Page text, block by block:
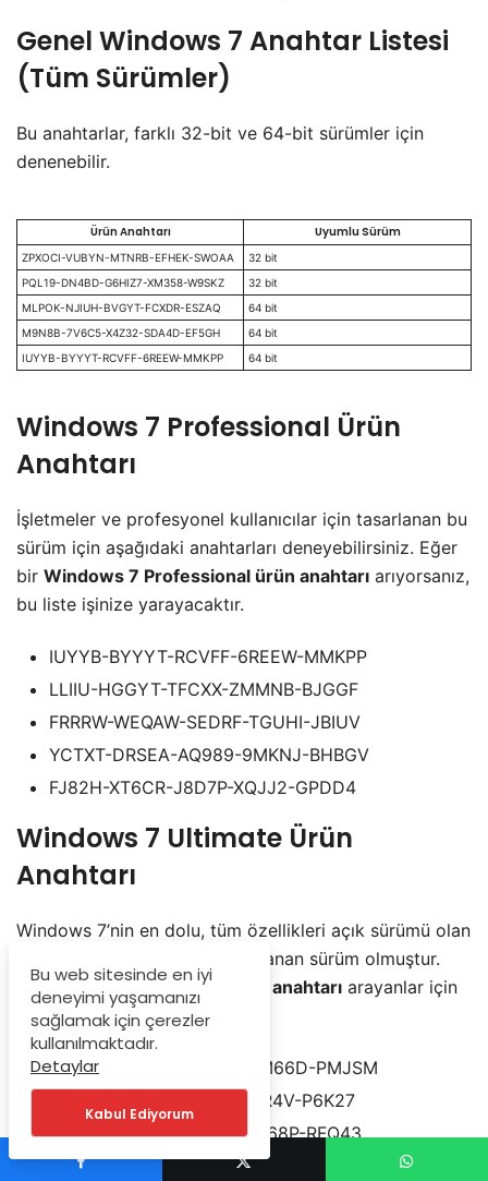
​Genel Windows 7 Anahtar Listesi
(Tüm Sürümler)
​Bu anahtarlar, farklı 32-bit ve 64-bit sürümler için
denenebilir.
Ürün Anahtarı Uyumlu Sürüm
ZPXOCI-VUBYN-MTNRB-EFHEK-SWOAA
32 bit
PQL19-DN4BD-G6HIZ7-XM358-W9SKZ
32 bit
MLPOK-NJIUH-BVGYT-FCXDR-ESZAQ
64 bit
M9N8B-7V6C5-X4Z32-SDA4D-EF5GH
64 bit
IUYYB-BYYYT-RCVFF-6REEW-MMKPP
64 bit
Windows 7 Professional Ürün
Anahtarı
​İşletmeler ve profesyonel kullanıcılar için tasarlanan bu
sürüm için aşağıdaki anahtarları deneyebilirsiniz. Eğer
bir Windows 7 Professional ürün anahtarı arıyorsanız,
bu liste işinize yarayacaktır.
​IUYYB-BYYYT-RCVFF-6REEW-MMKPP
​LLIIU-HGGYT-TFCXX-ZMMNB-BJGGF
​FRRRW-WEQAW-SEDRF-TGUHI-JBIUV
​YCTXT-DRSEA-AQ989-9MKNJ-BHBGV
​FJ82H-XT6CR-J8D7P-XQJJ2-GPDD4
​Windows 7 Ultimate Ürün
Anahtarı
​Windows 7’nin en dolu, tüm özellikleri açık sürümü olan
Ultimate, her zaman en çok aranan sürüm olmuştur.
İşte Windows 7 Ultimate ürün anahtarı arayanlar için
2025 güncel listesi:
​22TJD-F8XRD6-YG69F-9M66D-PMJSM
​342DG-6YJR8-X92GV-V8R4V-P6K27
​EHY4Q-VB55H-XK8VD-5Y68P-RFQ43
​P72CK-2Y3B8-YGHDV-293QB-QKJJM
Bu web sitesinde en iyi
deneyimi yaşamanızı
sağlamak için çerezler
kullanılmaktadır.
Detaylar
Kabul Ediyorum